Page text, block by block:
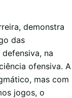
demonstra
das
na
ofensiva. A
mas com
jogos, o